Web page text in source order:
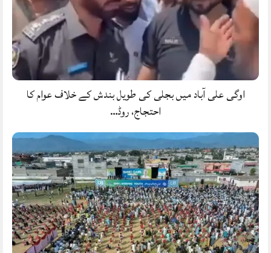
اوگی علی آباد میں بجلی کی طویل بندش کے خلاف عوام کا
احتجاج، روڈ…